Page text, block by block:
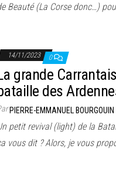
Beauté (La Corse donc…)
14/11/2023 0
grande
des
PIERRE-EMMANUEL BOURGOUIN
petit revival (light) de la
vous dit ? Alors, je vous